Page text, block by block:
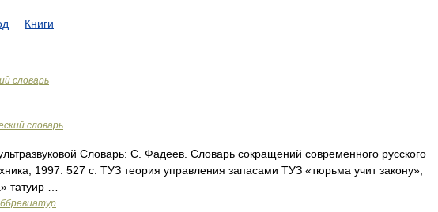
Книги
словарь
словарь
Словарь: С. Фадеев. Словарь сокращений современного русского
1997. 527 с. ТУЗ теория управления запасами ТУЗ «тюрьма учит закону»;
татуир …